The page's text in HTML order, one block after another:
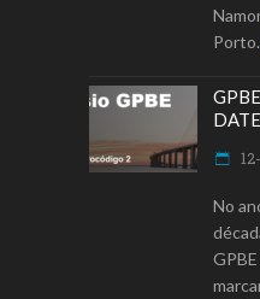
Porto.
No